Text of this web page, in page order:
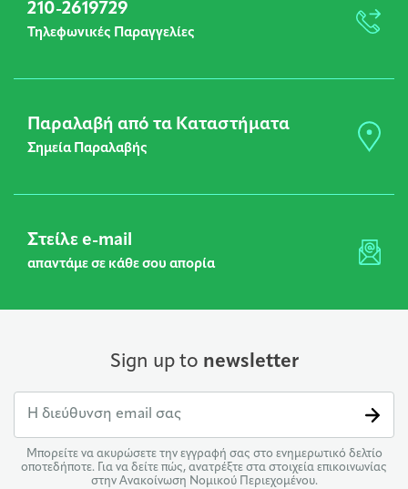
210-2619729
Τηλεφωνικές Παραγγελίες
Παραλαβή από τα Καταστήματα
Σημεία Παραλαβής
Στείλε e-mail
απαντάμε σε κάθε σου απορία
Sign up to newsletter
Μπορείτε να ακυρώσετε την εγγραφή σας στο ενημερωτικό δελτίο
οποτεδήποτε. Για να δείτε πώς, ανατρέξτε στα στοιχεία επικοινωνίας
στην Ανακοίνωση Νομικού Περιεχομένου.